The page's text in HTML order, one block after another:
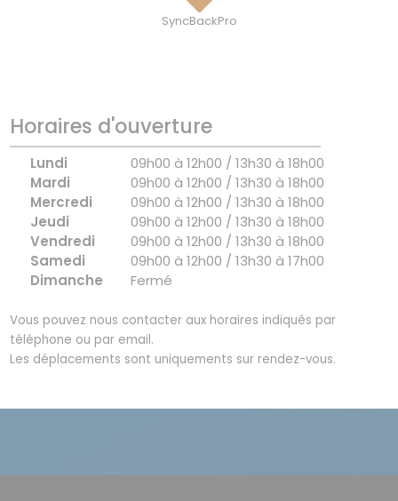
SyncBackPro
Horaires d'ouverture
Lundi
09h00 à 12h00 / 13h30 à 18h00
Mardi
09h00 à 12h00 / 13h30 à 18h00
Mercredi
09h00 à 12h00 / 13h30 à 18h00
Jeudi
09h00 à 12h00 / 13h30 à 18h00
Vendredi
09h00 à 12h00 / 13h30 à 18h00
Samedi
09h00 à 12h00 / 13h30 à 17h00
Dimanche
Fermé
Vous pouvez nous contacter aux horaires indiqués par
téléphone ou par email.
Les déplacements sont uniquements sur rendez-vous.